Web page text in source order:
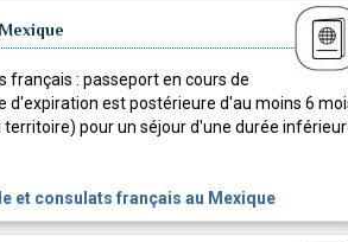
français : passeport en cours de
d'expiration est postérieure d'au moins 6
territoire) pour un séjour d'une durée
et consulats français au Mexique